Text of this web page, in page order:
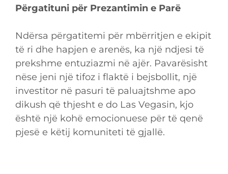
Përgatituni për Prezantimin e Parë
Ndërsa përgatitemi për mbërritjen e ekipit
të ri dhe hapjen e arenës, ka një ndjesi të
prekshme entuziazmi në ajër. Pavarësisht
nëse jeni një tifoz i flaktë i bejsbollit, një
investitor në pasuri të paluajtshme apo
dikush që thjesht e do Las Vegasin, kjo
është një kohë emocionuese për të qenë
pjesë e këtij komuniteti të gjallë.